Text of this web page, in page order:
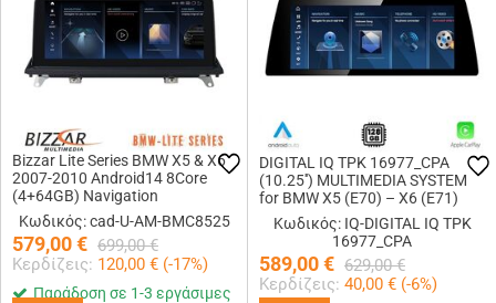
Bizzar Lite Series BMW X5 & X6
2007-2010 Android14 8Core
(4+64GB) Navigation
Multimedia 10.25
Κωδικός: cad-U-AM-BMC8525
579,00€ 699,00 €
Κερδίζεις: 120,00 € (-17%)
Παράδοση σε 1-3 εργάσιμες
DIGITAL IQ TPK 16977_CPA
(10.25'') MULTIMEDIA SYSTEM
for BMW X5 (E70) – X6 (E71)
mod. 2009-2013 (CIC)
Κωδικός: IQ-DIGITAL IQ TPK
16977_CPA
589,00€ 629,00 €
Κερδίζεις: 40,00 € (-6%)